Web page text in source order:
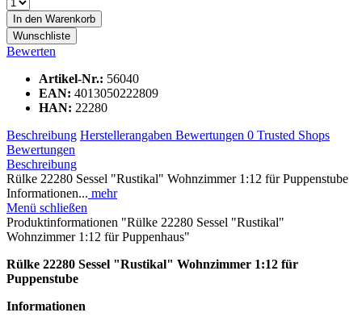
In den Warenkorb
Wunschliste
Bewerten
Artikel-Nr.: 56040
EAN: 4013050222809
HAN: 22280
Beschreibung Herstellerangaben Bewertungen 0 Trusted Shops
Bewertungen
Beschreibung
Rülke 22280 Sessel "Rustikal" Wohnzimmer 1:12 für Puppenstube
Informationen... mehr
Menü schließen
Produktinformationen "Rülke 22280 Sessel "Rustikal"
Wohnzimmer 1:12 für Puppenhaus"
Rülke 22280 Sessel "Rustikal" Wohnzimmer 1:12 für
Puppenstube
Informationen